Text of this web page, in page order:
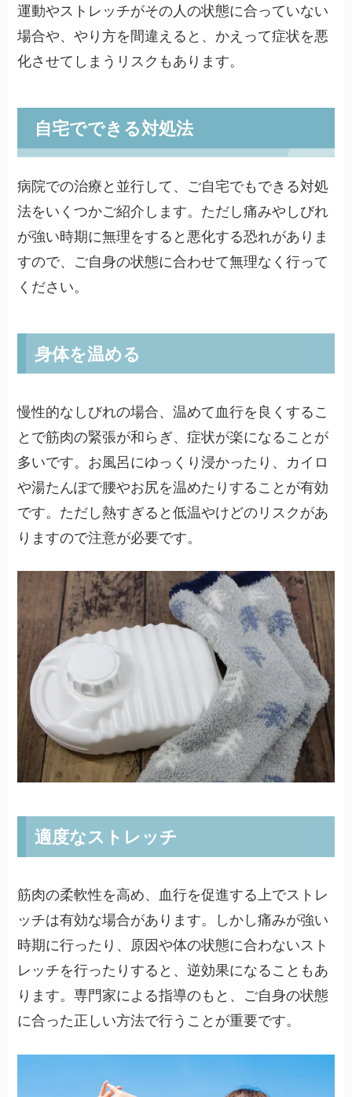
運動やストレッチがその人の状態に合っていない
場合や、やり方を間違えると、かえって症状を悪
化させてしまうリスクもあります。
自宅でできる対処法
病院での治療と並行して、ご自宅でもできる対処
法をいくつかご紹介します。ただし痛みやしびれ
が強い時期に無理をすると悪化する恐れがありま
すので、ご自身の状態に合わせて無理なく行って
ください。
身体を温める
慢性的なしびれの場合、温めて血行を良くするこ
とで筋肉の緊張が和らぎ、症状が楽になることが
多いです。お風呂にゆっくり浸かったり、カイロ
や湯たんぽで腰やお尻を温めたりすることが有効
です。ただし熱すぎると低温やけどのリスクがあ
りますので注意が必要です。
適度なストレッチ
筋肉の柔軟性を高め、血行を促進する上でストレ
ッチは有効な場合があります。しかし痛みが強い
時期に行ったり、原因や体の状態に合わないスト
レッチを行ったりすると、逆効果になることもあ
ります。専門家による指導のもと、ご自身の状態
に合った正しい方法で行うことが重要です。